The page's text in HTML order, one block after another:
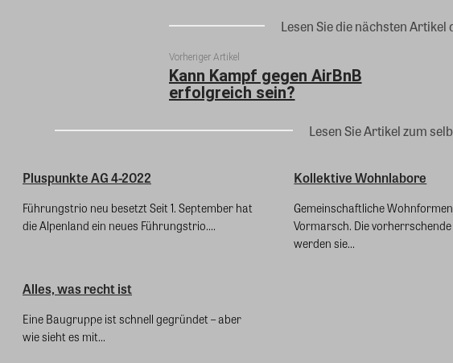
Lesen Sie die nächsten Artikel
Vorheriger Artikel
Kann Kampf gegen AirBnB
erfolgreich sein?
Lesen Sie Artikel zum
Pluspunkte AG 4-2022
Führungstrio neu besetzt Seit 1. September hat
die Alpenland ein neues Führungstrio....
Kollektive Wohnlabore
Gemeinschaftliche
Vormarsch. Die
werden sie...
Alles, was recht ist
Eine Baugruppe ist schnell gegründet – aber
wie sieht es mit...